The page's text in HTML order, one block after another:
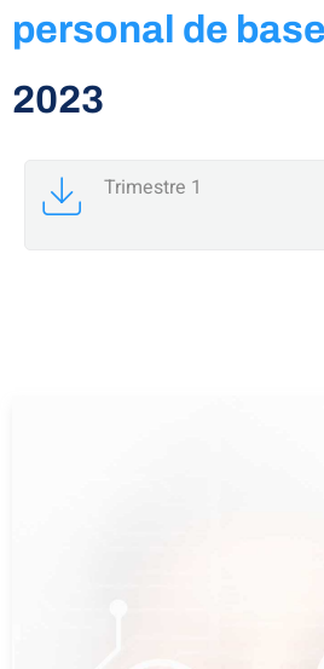
personal de
2023
Trimestre 1